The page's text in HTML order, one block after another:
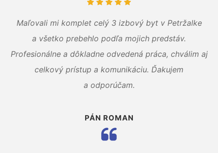
Maľovali mi komplet celý 3 izbový byt v Petržalke
a všetko prebehlo podľa mojich predstáv.
Profesionálne a dôkladne odvedená práca, chválim aj
celkový prístup a komunikáciu. Ďakujem
a odporúčam.
PÁN ROMAN